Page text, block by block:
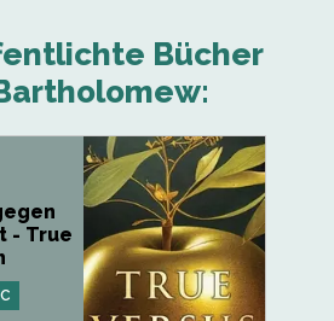
Bücher
- True